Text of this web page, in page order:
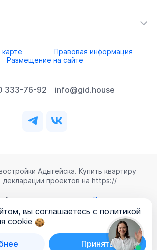
Правовая информация
Размещение на сайте
333-76-92 info@gid.house
Адыгейска. Купить квартиру
проектов на https://
означает согласие с
Лицензионным
конфиденциальностии
персональных данных
вы соглашаетесь с политикой
cookie
Принять